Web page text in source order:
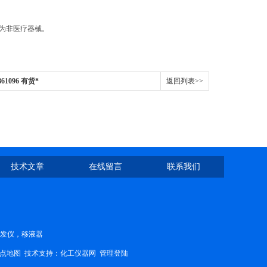
非医疗器械。
有货* 返回列表>>
技术文章 在线留言 联系我们
仪，移液器
地图 技术支持： 化工仪器网 管理登陆